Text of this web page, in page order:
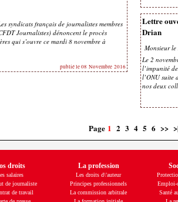
syndicats français de journalistes membres
Journalistes) dénoncent le procès
qui s’ouvre ce mardi 8 novembre à
publié le 08 Novembre 2016
Lettre
Drian
Monsieur le
Le 2
l’impunité
l’ONU suite
nos deux
Page 1 2 3 4 5 6 >> >|
droits La profession
salaires
de journaliste
de travail
Les droits d\'auteur
Principes professionnels
La commission arbitrale
Emploi-
Santé